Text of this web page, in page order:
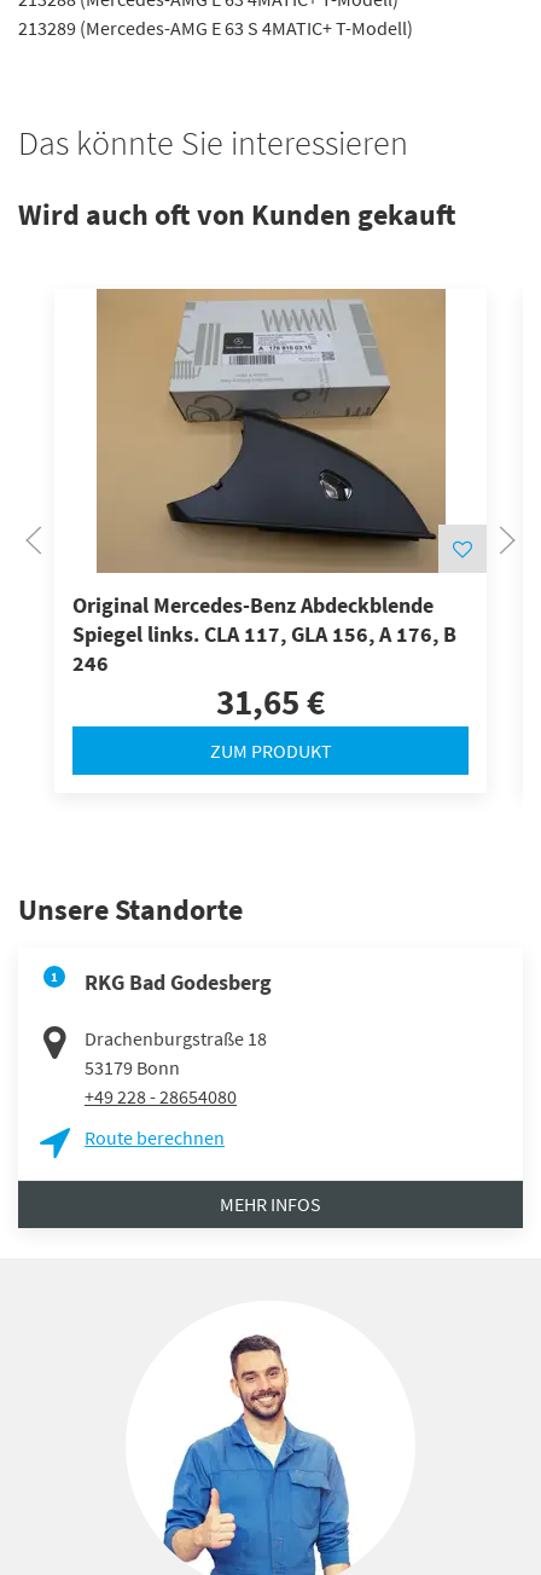
213289 (Mercedes-AMG E 63 S 4MATIC+ T-Modell)
Das könnte Sie interessieren
Wird auch oft von Kunden gekauft
Original Mercedes-Benz Abdeckblende
Spiegel links. CLA 117, GLA 156, A 176, B
246
31,65 €
ZUM PRODUKT
Unsere Standorte
1 RKG Bad Godesberg
Drachenburgstraße 18
53179 Bonn
+49 228 - 28654080
Route berechnen
MEHR INFOS